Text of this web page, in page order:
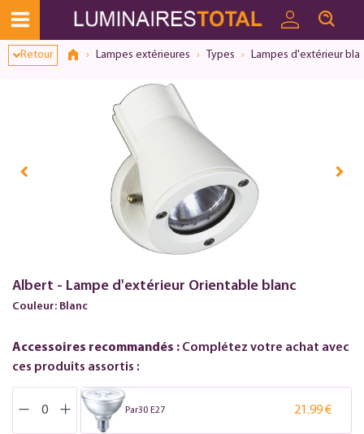
Retour Lampes extérieures Types Lampes d'extérieur
Albert - Lampe d'extérieur Orientable blanc
Couleur: Blanc
Accessoires recommandés : Complétez votre achat avec
ces produits assortis :
Par30 E27 21.99 €